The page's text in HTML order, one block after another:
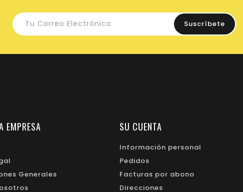
EMPRESA
Generales
SU CUENTA
Información personal
Pedidos
Facturas por abono
Direcciones